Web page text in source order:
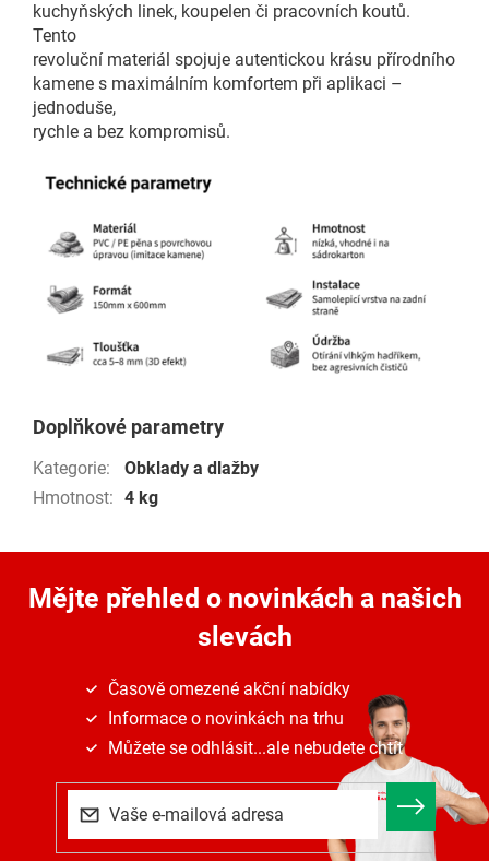
kuchyňských linek, koupelen či pracovních koutů.
Tento
revoluční materiál spojuje autentickou krásu přírodního
kamene s maximálním komfortem při aplikaci –
jednoduše,
rychle a bez kompromisů.
Doplňkové parametry
Kategorie:
Obklady a dlažby
Hmotnost: 4 kg
Mějte přehled o novinkách a našich
slevách
Časově omezené akční nabídky
Informace o novinkách na trhu
Můžete se odhlásit...ale nebudete chtít